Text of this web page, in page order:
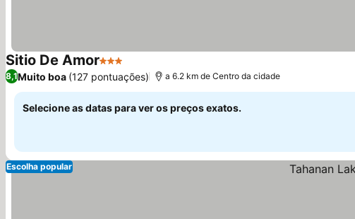
Sitio De Amor3 EstrelasVer preços
8,1Muito boa (127 pontuações) a 6.2 km de Centro da cidade
Selecione as datas para ver os preços exatos.
Escolha popular